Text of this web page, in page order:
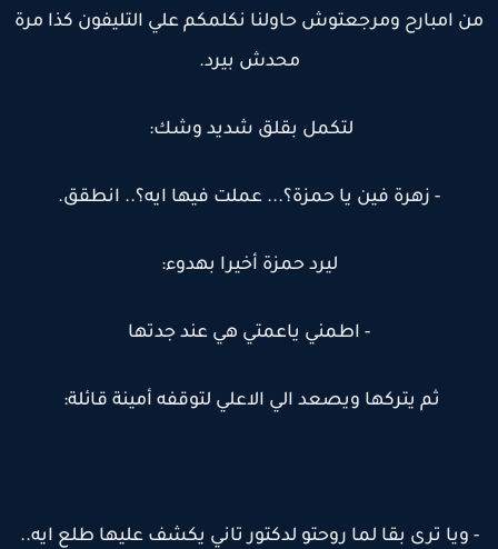
امبارح ومرجعتوش حاولنا نكلمكم علي التليفون كذا مرة
محدش بيرد.
لتكمل بقلق شديد وشك:
- زهرة فين يا حمزة؟... عملت فيها ايه؟.. انطقق.
ليرد حمزة أخيرا بهدوء:
- اطمني ياعمتي هي عند جدتها
ثم يتركها ويصعد الي الاعلي لتوقفه أمينة قائلة:
- ويا ترى بقا لما روحتو لدكتور تاني يكشف عليها طلع ايه..